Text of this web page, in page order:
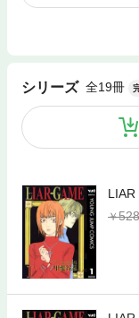
シリーズ 全19冊
LIAR
528